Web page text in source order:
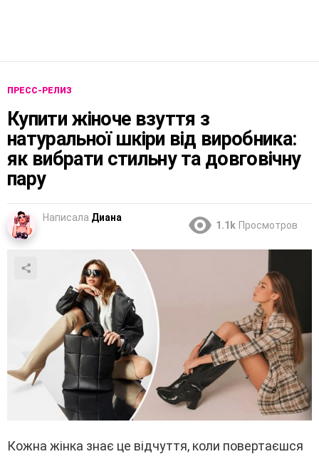
ПРЕСС-РЕЛИЗ
Купити жіноче взуття з
натуральної шкіри від виробника:
як вибрати стильну та довговічну
пару
Написала Диана
1.1k Просмотров
Кожна жінка знає це відчуття, коли повертаєшся